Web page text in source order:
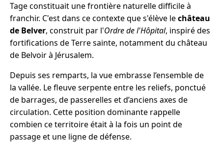
Tage constituait une frontière naturelle difficile à
franchir. C'est dans ce contexte que s'élève lechâteau
de Belver, construit par l'Ordre de l'Hôpital, inspiré des
fortifications de Terre sainte, notamment du château
de Belvoir à Jérusalem.
Depuis ses remparts, la vue embrasse l’ensemble de
la vallée. Le fleuve serpente entre les reliefs, ponctué
de barrages, de passerelles et d’anciens axes de
circulation. Cette position dominante rappelle
combien ce territoire était à la fois un point de
passage et une ligne de défense.